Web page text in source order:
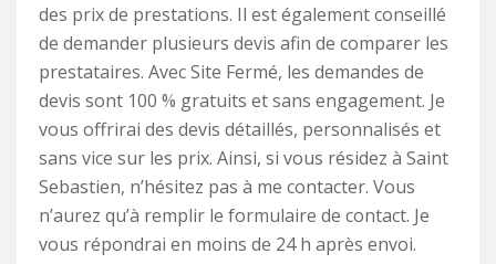
des prix de prestations. Il est également conseillé
de demander plusieurs devis afin de comparer les
prestataires. Avec Site Fermé, les demandes de
devis sont 100 % gratuits et sans engagement. Je
vous offrirai des devis détaillés, personnalisés et
sans vice sur les prix. Ainsi, si vous résidez à Saint
Sebastien, n’hésitez pas à me contacter. Vous
n’aurez qu’à remplir le formulaire de contact. Je
vous répondrai en moins de 24 h après envoi.